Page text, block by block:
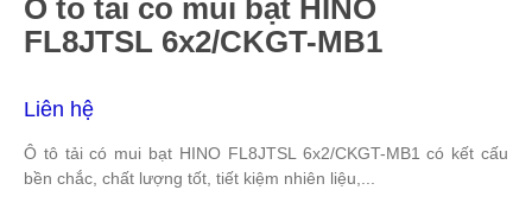
Ô tô tải có mui bạt HINO
FL8JTSL 6x2/CKGT-MB1
Liên hệ
Ô tô tải có mui bạt HINO FL8JTSL 6x2/CKGT-MB1 có kết cấu
bền chắc, chất lượng tốt, tiết kiệm nhiên liệu,...